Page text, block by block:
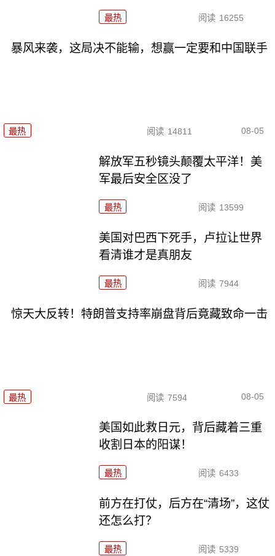
最热 阅读 16255
暴风来袭，这局决不能输，想赢一定要和中国联手
最热 阅读 14811 08-05
解放军五秒镜头颠覆太平洋！美
军最后安全区没了
最热 阅读 13599
美国对巴西下死手，卢拉让世界
看清谁才是真朋友
最热 阅读 7944
惊天大反转！特朗普支持率崩盘背后竟藏致命一击
最热 阅读 7594 08-05
美国如此救日元，背后藏着三重
收割日本的阳谋！
最热 阅读 6433
前方在打仗，后方在“清场”，这仗
还怎么打？
最热 阅读 5339